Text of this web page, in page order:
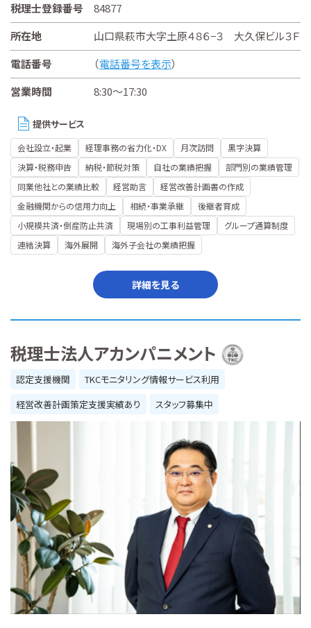
税理士登録番号
84877
所在地
山口県萩市大字土原４８６−３ 大久保ビル３Ｆ
電話番号
（電話番号を表示）
営業時間
8:30～17:30
提供サービス
会社設立・起業 経理事務の省力化・DX 月次訪問
黒字決算
決算・税務申告
納税・節税対策 自社の業績把握
部門別の業績管理
同業他社との業績比較
経営助言
経営改善計画書の作成
金融機関からの信用力向上
相続・事業承継
後継者育成
小規模共済・倒産防止共済
現場別の工事利益管理
グループ通算制度
連結決算
海外展開 海外子会社の業績把握
詳細を見る
税理士法人アカンパニメント
認定支援機関
TKCモニタリング情報サービス利用
経営改善計画策定支援実績あり
スタッフ募集中